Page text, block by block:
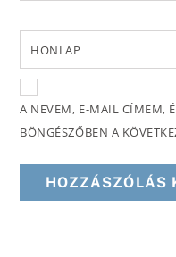
HONLAP
A NEVEM, E-MAIL CÍMEM,
BÖNGÉSZŐBEN A